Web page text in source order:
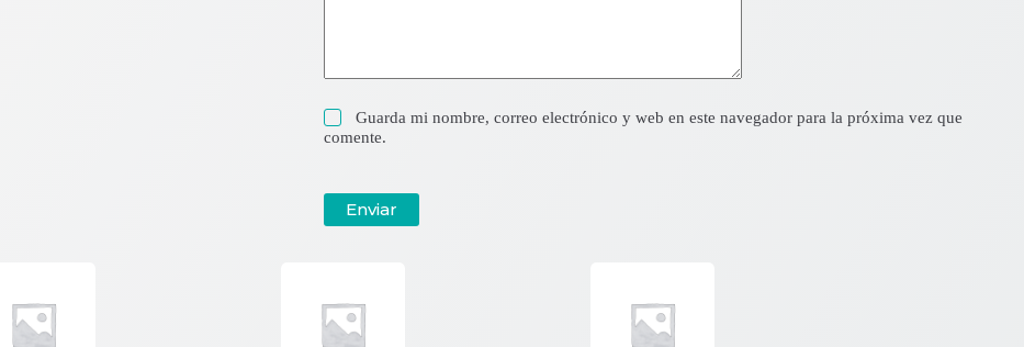
Guarda mi nombre, correo electrónico y web en este navegador para la próxima vez que
comente.
Enviar